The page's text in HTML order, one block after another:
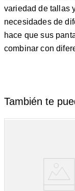
variedad de tallas
necesidades de
hace que sus
combinar con
También te